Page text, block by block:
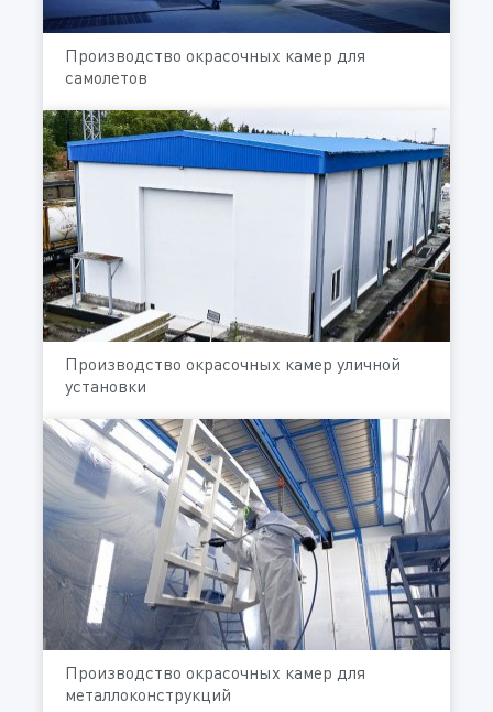
Производство окрасочных камер для
самолетов
Производство окрасочных камер уличной
установки
Производство окрасочных камер для
металлоконструкций